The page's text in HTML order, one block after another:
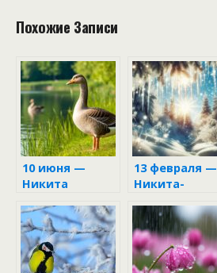
Похожие Записи
10 июня —
Никита
приметы и
запреты
13 февраля —
Никита-